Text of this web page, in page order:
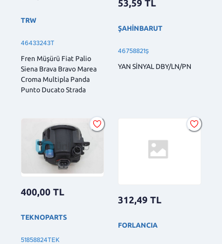
TRW
46433243T
Fren Müşürü Fiat Palio
Siena Brava Bravo Marea
Croma Multipla Panda
Punto Ducato Strada
53,59 TL
ŞAHİNBARUT
46758821Ş
YAN SİNYAL DBY/LN/PN
400,00 TL
TEKNOPARTS
51858824TEK
312,49 TL
FORLANCIA